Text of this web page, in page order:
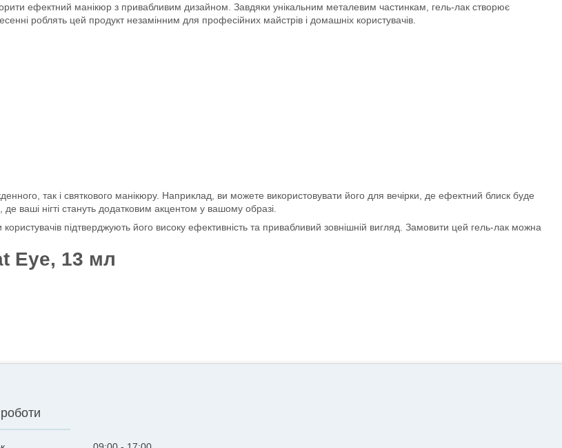
ефектний манікюр з привабливим дизайном. Завдяки унікальним металевим частинкам, гель-лак створює
роблять цей продукт незамінним для професійних майстрів і домашніх користувачів.
так і святкового манікюру. Наприклад, ви можете використовувати його для вечірки, де ефектний блиск буде
ваші нігті стануть додатковим акцентом у вашому образі.
підтверджують його високу ефективність та привабливий зовнішній вигляд. Замовити цей гель-лак можна
Eye, 13 мл